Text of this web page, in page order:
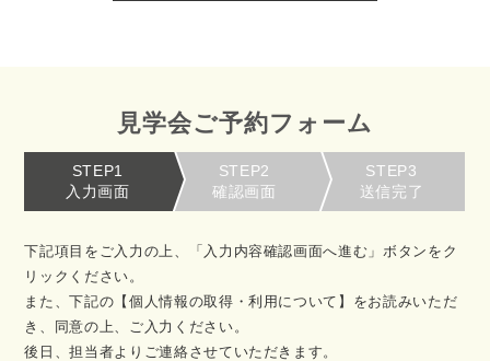
見学会ご予約フォーム
STEP1
入力画面
STEP2
確認画面
STEP3
送信完了
下記項目をご入力の上、「入力内容確認画面へ進む」ボタンをク
リックください。
また、下記の【個人情報の取得・利用について】をお読みいただ
き、同意の上、ご入力ください。
後日、担当者よりご連絡させていただきます。